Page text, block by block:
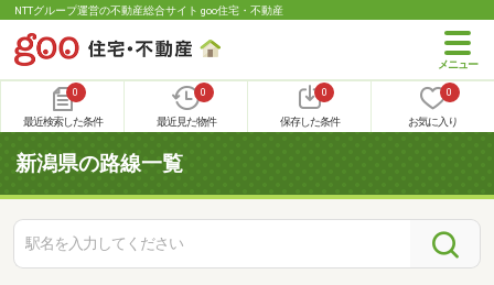
NTTグループ運営の不動産総合サイト goo住宅・不動産
0
最近検索した条件
0
最近見た物件
0
保存した条件
0
お気に入り
新潟県の路線一覧